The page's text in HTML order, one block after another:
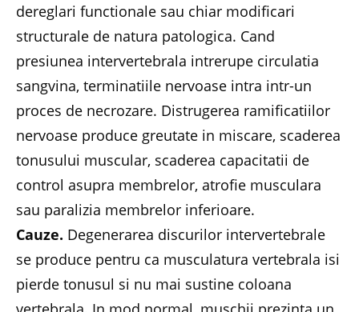
dereglari functionale sau chiar modificari
structurale de natura patologica. Cand
presiunea intervertebrala intrerupe circulatia
sangvina, terminatiile nervoase intra intr-un
proces de necrozare. Distrugerea ramificatiilor
nervoase produce greutate in miscare, scaderea
tonusului muscular, scaderea capacitatii de
control asupra membrelor, atrofie musculara
sau paralizia membrelor inferioare.
Cauze. Degenerarea discurilor intervertebrale
se produce pentru ca musculatura vertebrala isi
pierde tonusul si nu mai sustine coloana